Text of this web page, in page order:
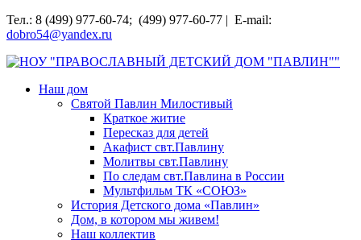
Перейти
к
Тел.: 8 (499) 977-60-74; (499) 977-60-77 | E-mail:
dobro54@yandex.ru
НОУ "ПРАВОСЛАВНЫЙ ДЕТСКИЙ ДОМ "ПАВЛИН""
Наш дом
Святой Павлин Милостивый
Краткое житие
Пересказ для детей
Акафист свт.Павлину
Молитвы свт.Павлину
По следам свт.Павлина в России
Мультфильм ТК «СОЮЗ»
История Детского дома «Павлин»
Дом, в котором мы живем!
Наш коллектив